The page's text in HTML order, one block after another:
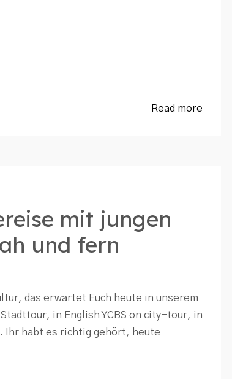
Read more
mit jungen
und fern
das erwartet Euch heute in unserem
Stadttour, in English YCBS on city-tour, in
Ihr habt es richtig gehört, heute